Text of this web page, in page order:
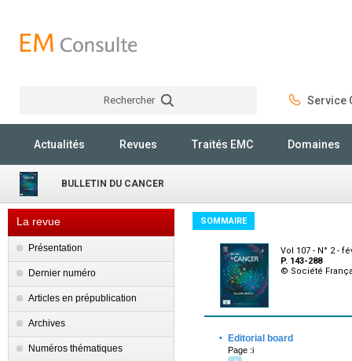
Rechercher Service
Actualités Revues Traités EMC Domaines
BULLETIN DU CANCER
La revue
Présentation
Dernier numéro
Articles en prépublication
Archives
Numéros thématiques
SOMMAIRE
Vol 107 - N° 2 -
P. 143-288
© Société
· Editorial board
Page :i